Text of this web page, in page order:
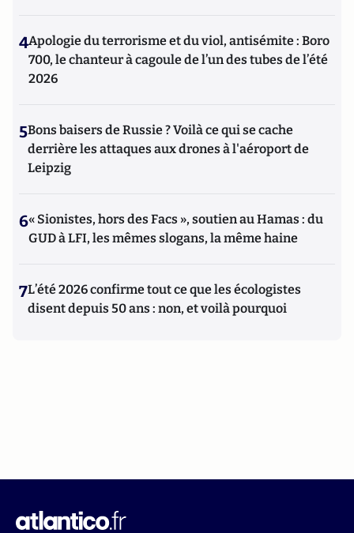
4Apologie du terrorisme et du viol, antisémite : Boro
700, le chanteur à cagoule de l’un des tubes de l’été
2026
5Bons baisers de Russie ? Voilà ce qui se cache
derrière les attaques aux drones à l'aéroport de
Leipzig
6« Sionistes, hors des Facs », soutien au Hamas : du
GUD à LFI, les mêmes slogans, la même haine
7L’été 2026 confirme tout ce que les écologistes
disent depuis 50 ans : non, et voilà pourquoi